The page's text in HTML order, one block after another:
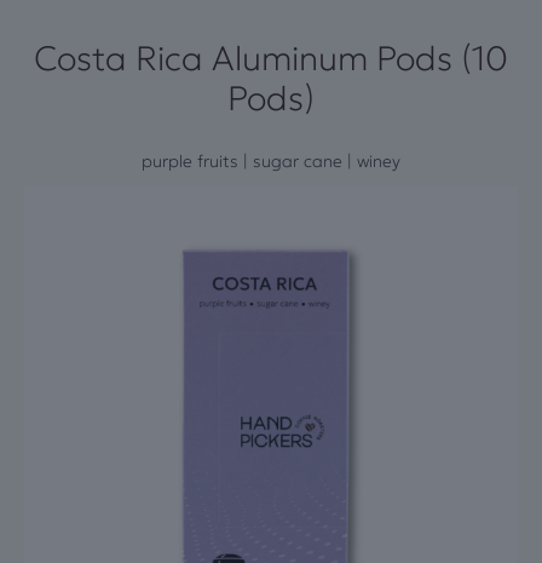
Costa Rica Aluminum Pods (10
Pods)
purple fruits | sugar cane | winey